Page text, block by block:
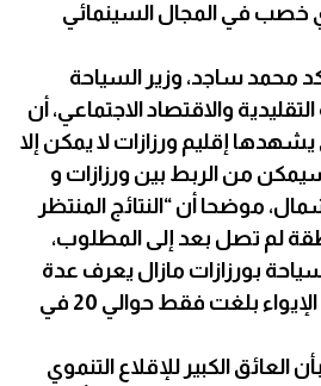
خصب في المجال السينمائي
ساجد، وزير السياحة
والاقتصاد الاجتماعي، أن
يشهدها إقليم ورزازات لا يمكن إلا
من الربط بين ورزازات و
موضحا أن “النتائج المنتظر
لم تصل بعد إلى المطلوب،
بورزازات مازال يعرف عدة
اختلالات، حيث أن نسبة الإيواء بلغت فقط حوالي 20 في
العائق الكبير للإقلاع التنموي